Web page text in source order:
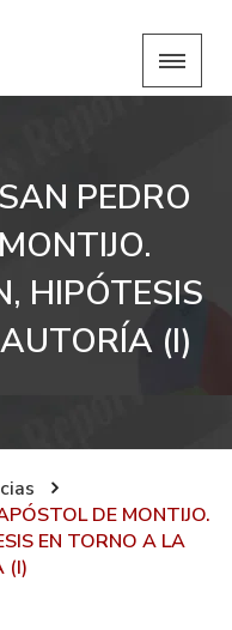
PEDRO
HIPÓTESIS
(I)
DE MONTIJO.
EN TORNO A LA
(I)